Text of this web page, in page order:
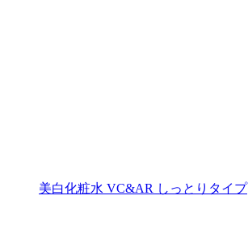
美白化粧水 VC&AR しっとりタイプ